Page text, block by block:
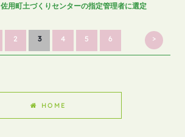
佐用町土づくりセンターの指定管理者に選定
2 3 4 5 6 >
HOME